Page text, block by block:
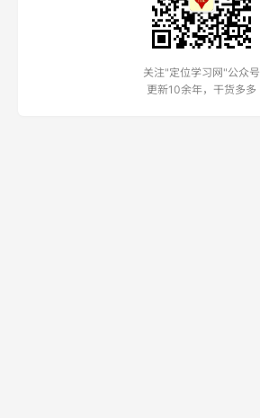
关注"定位学习网"公众号
更新10余年，干货多多